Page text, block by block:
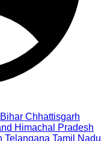
Bihar Chhattisgarh
Himachal Pradesh
Telangana Tamil Nadu